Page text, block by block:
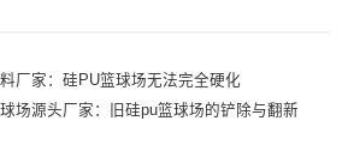
厂家：硅PU篮球场无法完全硬化
场源头厂家：旧硅pu篮球场的铲除与翻新